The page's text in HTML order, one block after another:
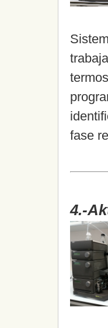
fase
4.-